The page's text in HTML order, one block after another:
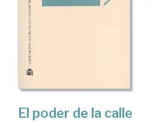
El poder de la calle